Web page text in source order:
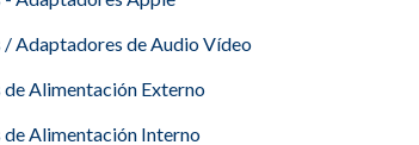
/ Adaptadores de Audio Vídeo
de Alimentación Externo
de Alimentación Interno